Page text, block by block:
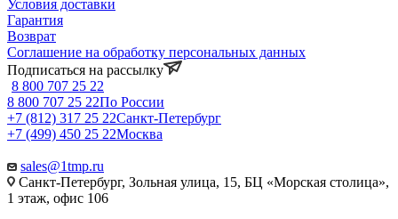
Условия доставки
Гарантия
Возврат
Соглашение на обработку персональных данных
Подписаться на рассылку
8 800 707 25 22
8 800 707 25 22По России
+7 (812) 317 25 22Санкт-Петербург
+7 (499) 450 25 22Москва
sales@1tmp.ru
Санкт-Петербург, Зольная улица, 15, БЦ «Морская столица»,
1 этаж, офис 106